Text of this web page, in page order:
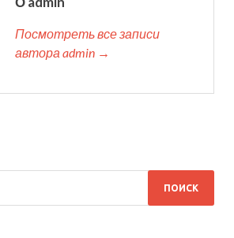
Посмотреть все записи
автора admin →